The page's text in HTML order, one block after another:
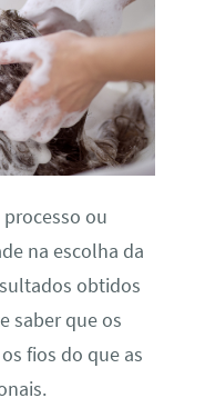
ou
na escolha da
obtidos
saber que os
fios do que as